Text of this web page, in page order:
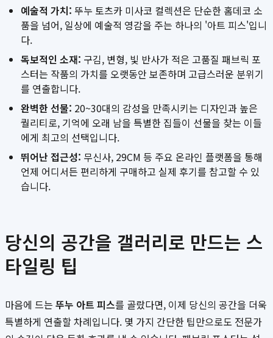
예술적 가치: 뚜누 토츠카 미사코 컬렉션은 단순한 홈데코 소
품을 넘어, 일상에 예술적 영감을 주는 하나의 '아트 피스'입니
다.
독보적인 소재: 구김, 변형, 빛 반사가 적은 고품질 패브릭 포
스터는 작품의 가치를 오랫동안 보존하며 고급스러운 분위기
를 연출합니다.
완벽한 선물: 20~30대의 감성을 만족시키는 디자인과 높은
퀄리티로, 기억에 오래 남을 특별한 집들이 선물을 찾는 이들
에게 최고의 선택입니다.
뛰어난 접근성: 무신사, 29CM 등 주요 온라인 플랫폼을 통해
언제 어디서든 편리하게 구매하고 실제 후기를 참고할 수 있
습니다.
당신의 공간을 갤러리로 만드는 스
타일링 팁
마음에 드는 뚜누 아트 피스를 골랐다면, 이제 당신의 공간을 더욱
특별하게 연출할 차례입니다. 몇 가지 간단한 팁만으로도 전문가